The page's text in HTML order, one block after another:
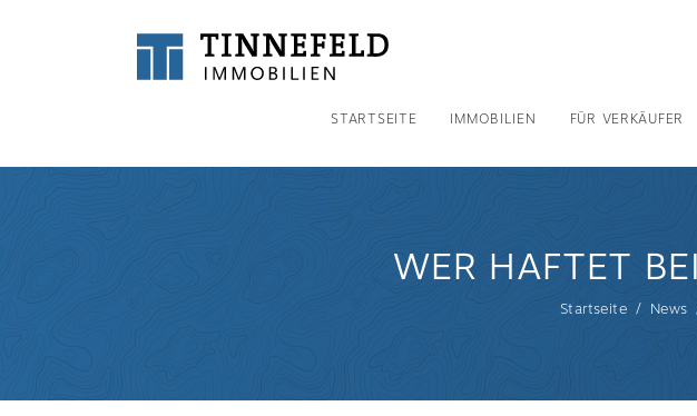
STARTSEITE IMMOBILIEN FÜR VERKÄUFER
WER HAFTET
Startseite News